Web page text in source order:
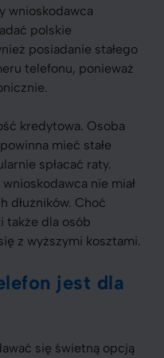
wnioskodawca
polskie
posiadanie stałego
telefonu, ponieważ
kredytowa. Osoba
mieć stałe
spłacać raty.
nie miał
dłużników. Choć
także dla osób
z wyższymi kosztami.
jest dla
się świetną opcją